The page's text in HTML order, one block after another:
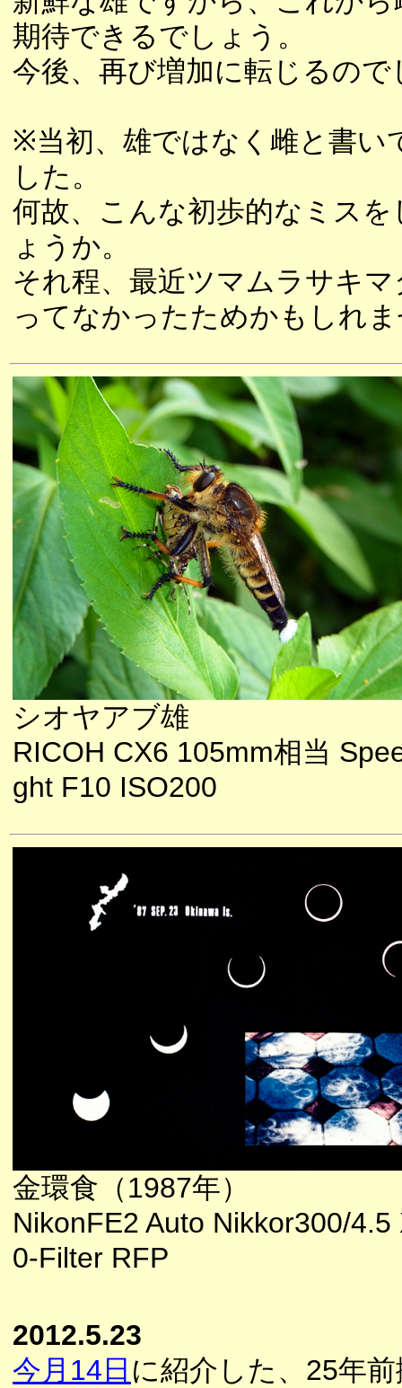
期待できるでしょう。
今後、再び増加に転じるので
※当初、雄ではなく雌と書い
した。
何故、こんな初歩的なミス
ょうか。
それ程、最近ツマムラサキ
ってなかったためかもしれ
シオヤアブ雄
RICOH CX6 105mm相当
ght F10 ISO200
金環食（1987年）
NikonFE2 Auto Nikkor300/
0-Filter RFP
2012.5.23
今月14日 に紹介した、25年